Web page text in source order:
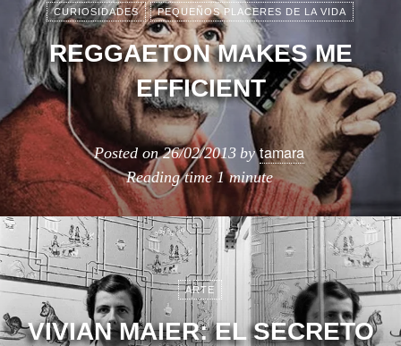
CURIOSIDADES PEQUEÑOS PLACERES DE LA VIDA
REGGAETON MAKES ME
EFFICIENT
Posted on26/02/2013 bytamara
Reading time1 minute
ARTE
VIVIAN MAIER: EL SECRETO